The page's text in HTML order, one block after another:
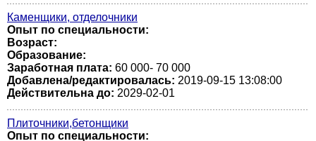
Каменщики, отделочники
Опыт по специальности:
Возраст:
Образование:
Заработная плата: 60 000- 70 000
Добавлена/редактировалась: 2019-09-15 13:08:00
Действительна до: 2029-02-01
Плиточники,бетонщики
Опыт по специальности: